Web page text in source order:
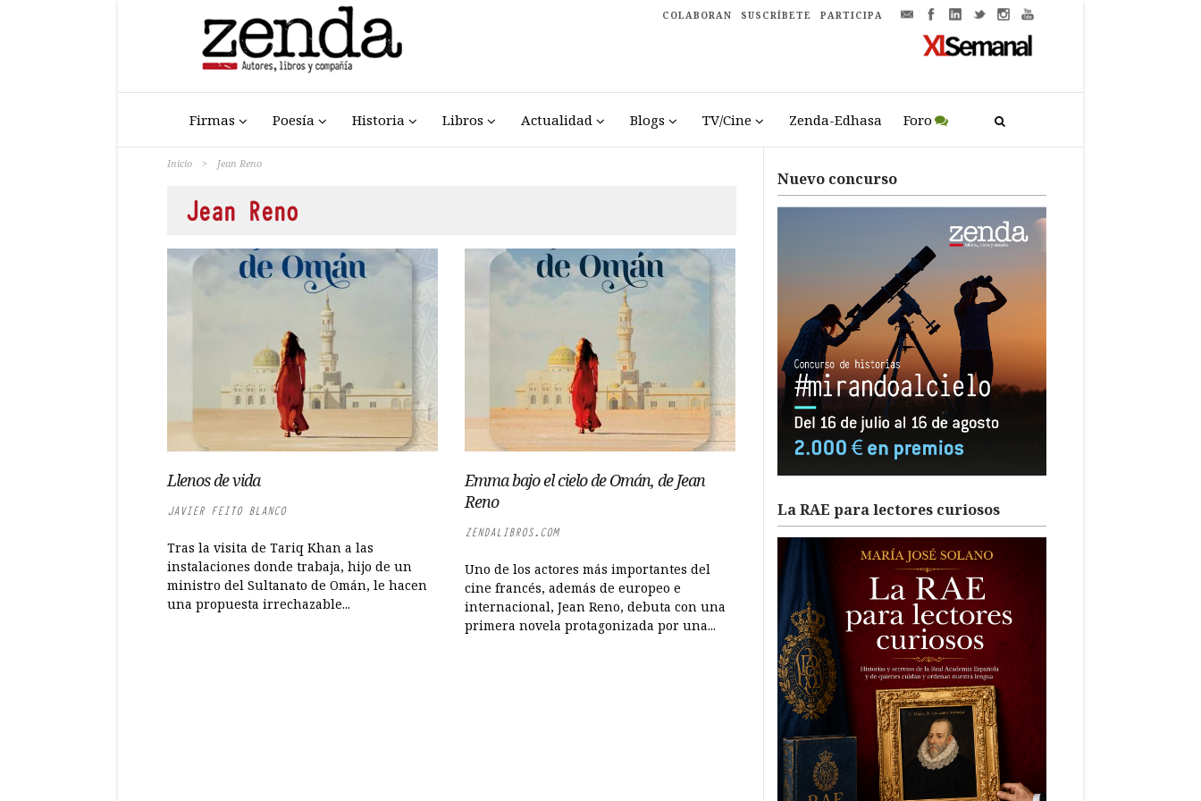
COLABORAN SUSCRÍBETE PARTICIPA
Firmas Poesía Historia Libros Actualidad Blogs TV/Cine Zenda-Edhasa Foro
Inicio > Jean Reno
Jean Reno
Llenos de vida
JAVIER FEITO BLANCO
Tras la visita de Tariq Khan a las
instalaciones donde trabaja, hijo de un
ministro del Sultanato de Omán, le hacen
una propuesta irrechazable...
Emma bajo el cielo de Omán, de Jean
Reno
ZENDALIBROS.COM
Uno de los actores más importantes del
cine francés, además de europeo e
internacional, Jean Reno, debuta con una
primera novela protagonizada por una...
Nuevo concurso
La RAE para lectores curiosos